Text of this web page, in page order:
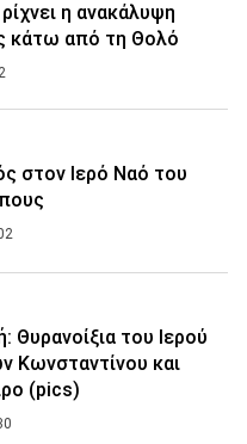
η ανακάλυψη
κάτω από τη Θολό
στον Ιερό Ναό του
Θυρανοίξια του Ιερού
Κωνσταντίνου και
(pics)